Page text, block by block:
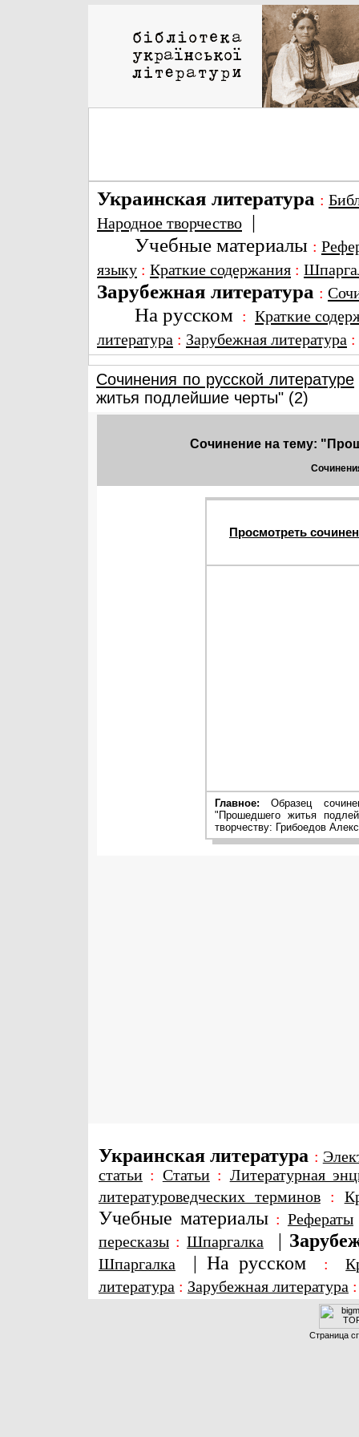
Украинская литература :
Народное творчество |
Учебные материалы :
языку : Краткие содержания :
Зарубежная литература :
На русском : Краткие
литература : Зарубежная литература
Сочинения по русской литературе
житья подлейшие черты" (2)
Сочинение на тему:
Просмотреть
Главное: Образец
"Прошедшего житья
творчеству: Грибоедов
Украинская литература :
статьи : Статьи: Литературная
литературоведческих терминов:
Учебные материалы : Рефераты
пересказы : Шпаргалка |
Шпаргалка | На русском :
литература : Зарубежная литература
Страница